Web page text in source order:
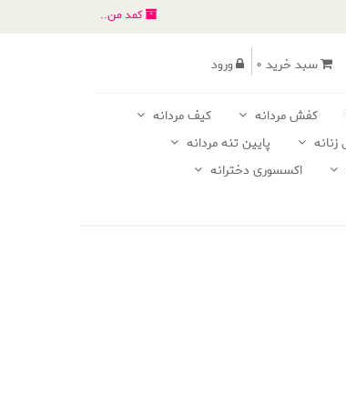
کمد من..
سبد خرید 0 ورود
کفش مردانه
کیف مردانه
پایین تنه مردانه
اکسسوری دخترانه